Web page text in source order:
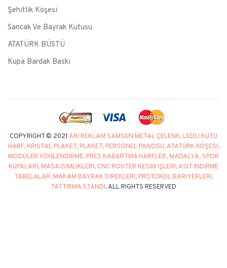
Şehitlik Köşesi
Sancak Ve Bayrak Kutusu
ATATÜRK BÜSTÜ
Kupa Bardak Baskı
COPYRIGHT © 2021 ARI REKLAM SAMSUN METAL ÇELENK, LEDLI KUTU
HARF, KRISTAL PLAKET, PLAKET, PERSONEL PANOSU, ATATÜRK KÖŞESI,
MODÜLER YÖNLENDIRME, PRES KABARTMA HARFLER, MADALYA, SPOR
KUPALARI, MASA ISIMLIKLERI, CNC ROUTER KESIM IŞLERI, ASIT INDIRME
TABELALAR, MAKAM BAYRAK DIREKLERI, PROTOKOL BARIYERLERI,
TATTIRMA STANDI. ALL RIGHTS RESERVED